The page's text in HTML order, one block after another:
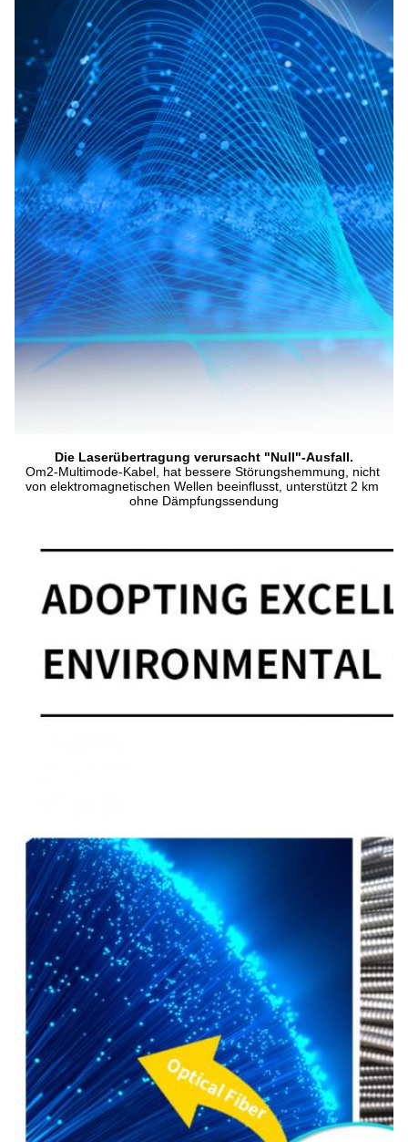
Die Laserübertragung verursacht "Null"-Ausfall.
Om2-Multimode-Kabel, hat bessere Störungshemmung, nicht
von elektromagnetischen Wellen beeinflusst, unterstützt 2 km
ohne Dämpfungssendung